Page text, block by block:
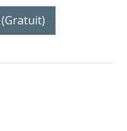
(gratuit)